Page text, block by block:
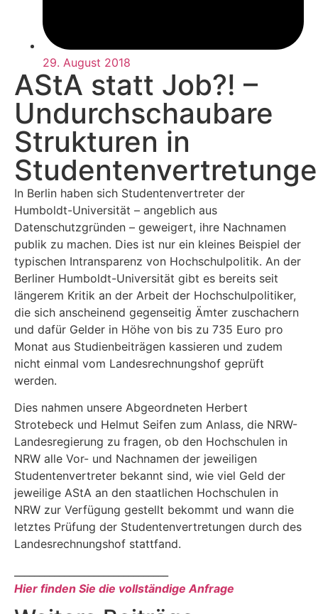
29. August 2018
AStA statt Job?! –
Undurchschaubare
Strukturen in
In Berlin haben sich Studentenvertreter der
Humboldt-Universität – angeblich aus
Datenschutzgründen – geweigert, ihre Nachnamen
publik zu machen. Dies ist nur ein kleines Beispiel der
typischen Intransparenz von Hochschulpolitik. An der
Berliner Humboldt-Universität gibt es bereits seit
längerem Kritik an der Arbeit der Hochschulpolitiker,
die sich anscheinend gegenseitig Ämter zuschachern
und dafür Gelder in Höhe von bis zu 735 Euro pro
Monat aus Studienbeiträgen kassieren und zudem
nicht einmal vom Landesrechnungshof geprüft
werden.
Dies nahmen unsere Abgeordneten Herbert
Strotebeck und Helmut Seifen zum Anlass, die NRW-
Landesregierung zu fragen, ob den Hochschulen in
NRW alle Vor- und Nachnamen der jeweiligen
Studentenvertreter bekannt sind, wie viel Geld der
jeweilige AStA an den staatlichen Hochschulen in
NRW zur Verfügung gestellt bekommt und wann die
letztes Prüfung der Studentenvertretungen durch des
Landesrechnungshof stattfand.
Hier finden Sie die vollständige Anfrage